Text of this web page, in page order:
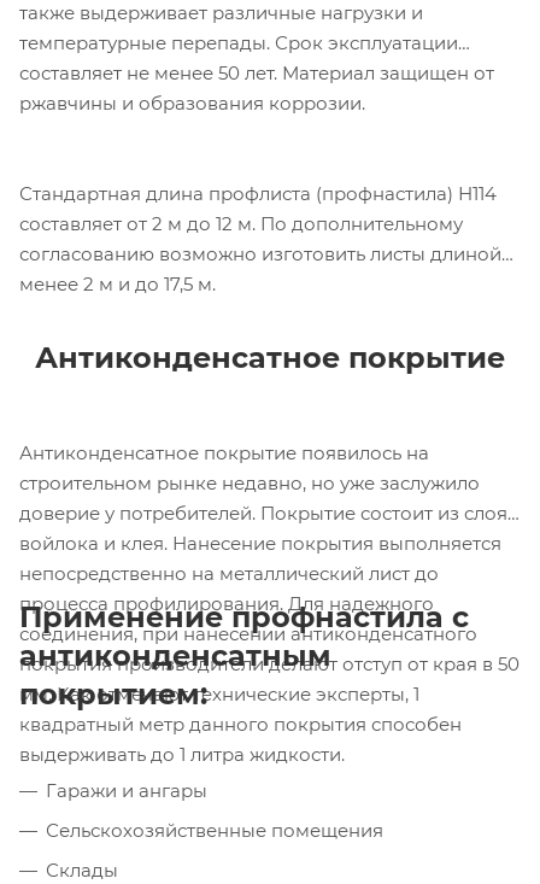
также выдерживает различные нагрузки и
температурные перепады. Срок эксплуатации
составляет не менее 50 лет. Материал защищен от
ржавчины и образования коррозии.
Стандартная длина профлиста (профнастила) Н114
составляет от 2 м до 12 м. По дополнительному
согласованию возможно изготовить листы длиной
менее 2 м и до 17,5 м.
Антиконденсатное покрытие
Антиконденсатное покрытие появилось на
строительном рынке недавно, но уже заслужило
доверие у потребителей. Покрытие состоит из слоя
войлока и клея. Нанесение покрытия выполняется
непосредственно на металлический лист до
процесса профилирования. Для надежного
соединения, при нанесении антиконденсатного
покрытия производители делают отступ от края в 50
мм. Как отмечают технические эксперты, 1
квадратный метр данного покрытия способен
выдерживать до 1 литра жидкости.
Применение профнастила с
антиконденсатным
покрытием:
Гаражи и ангары
Сельскохозяйственные помещения
Склады